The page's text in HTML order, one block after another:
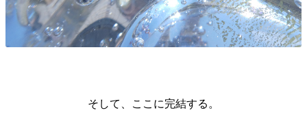
そして、ここに完結する。